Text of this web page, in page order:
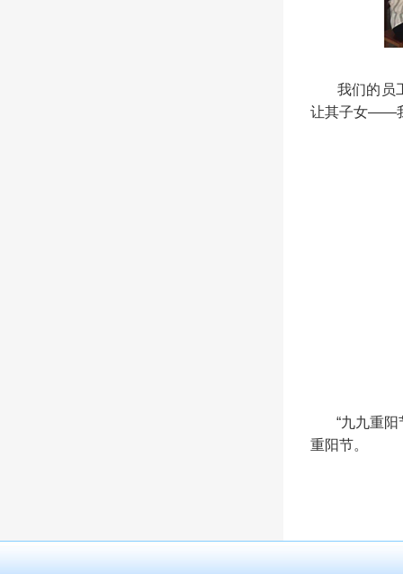
我们的员工
让其子女——
“九九重阳
重阳节。